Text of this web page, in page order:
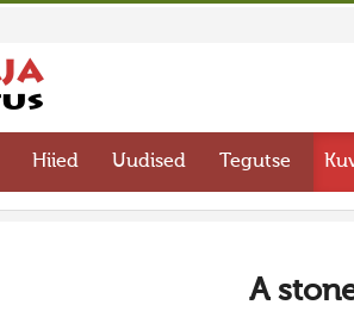
Hiied Uudised Tegutse
A